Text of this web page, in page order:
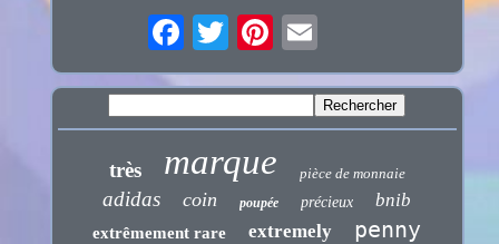
très marque pièce de monnaie
adidas coin poupée précieux bnib
extrêmement rare extremely penny